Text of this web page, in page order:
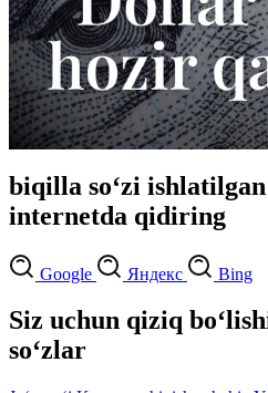
biqilla so‘zi
internetda qidiring
Google Яндекс Bing
Siz uchun qiziq
so‘zlar